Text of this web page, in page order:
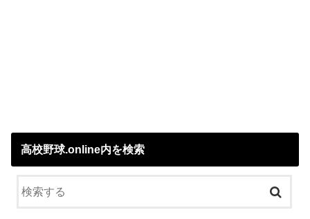
高校野球.online内を検索